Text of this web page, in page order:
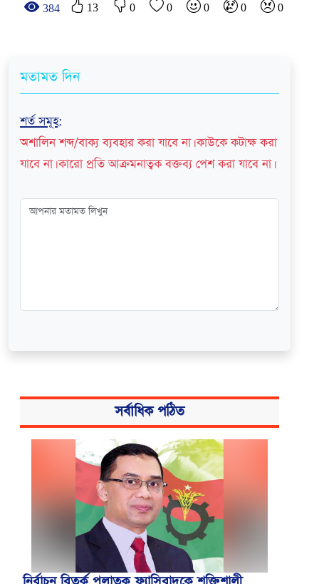
384 13 0 0 0 0 0
মতামত দিন
শর্ত সমূহ:
অশালিন শব্দ/বাক্য ব্যবহার করা যাবে না। কাউকে কটাক্ষ করা
যাবে না। কারো প্রতি আক্রমনাত্বক বক্তব্য পেশ করা যাবে না।
সর্বাধিক পঠিত